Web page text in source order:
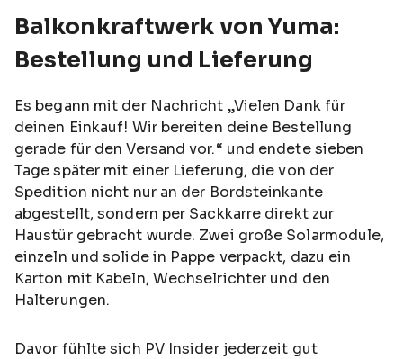
Balkonkraftwerk von Yuma:
Bestellung und Lieferung
Es begann mit der Nachricht „Vielen Dank für
deinen Einkauf! Wir bereiten deine Bestellung
gerade für den Versand vor.“ und endete sieben
Tage später mit einer Lieferung, die von der
Spedition nicht nur an der Bordsteinkante
abgestellt, sondern per Sackkarre direkt zur
Haustür gebracht wurde. Zwei große Solarmodule,
einzeln und solide in Pappe verpackt, dazu ein
Karton mit Kabeln, Wechselrichter und den
Halterungen.
Davor fühlte sich PV Insider jederzeit gut